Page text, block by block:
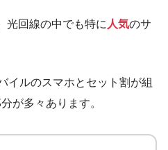
光回線の中でも特に 人気のサ
イルのスマホとセット割が組
が多々あります。